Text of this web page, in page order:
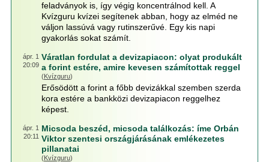
feladványok is, így végig koncentrálnod kell. A
Kvízguru kvízei segítenek abban, hogy az elméd ne
váljon lassúvá vagy rutinszerűvé. Egy kis napi
gyakorlás sokat számít.
ápr. 1
20:09
Váratlan fordulat a devizapiacon: olyat produkált
a forint estére, amire kevesen számítottak reggel
(Kvízguru)
Erősödött a forint a főbb devizákkal szemben szerda
kora estére a bankközi devizapiacon reggelhez
képest.
ápr. 1
20:11
Micsoda beszéd, micsoda találkozás: íme Orbán
Viktor szentesi országjárásának emlékezetes
pillanatai
(Kvízguru)